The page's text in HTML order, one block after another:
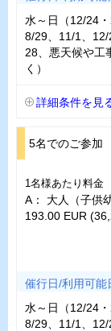
水～日（12/24
8/29、11/1、
28、悪天候や工
く）
詳細条件を見
5名でのご参加
1名様あたり料金
A： 大人（子供
193.00 EUR
催行日/利用可能
水～日（12/24
8/29、11/1、